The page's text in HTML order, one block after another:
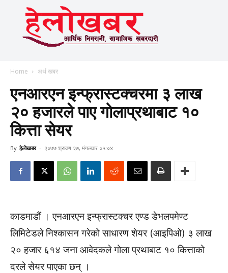
Home अर्थ खबर
एनआरएन इन्फ्रास्टक्चरमा ३ लाख
२० हजारले पाए गोलाप्रथाबाट १०
कित्ता सेयर
By हेलाेखबर - २०७७ श्रावण २७, मंगलवार ०५:०४
काडमाडौं । एनआरएन इन्फ्रास्टक्चर एण्ड डेभलपमेण्ट
लिमिटेडले निश्कासन गरेको साधारण शेयर (आइपिओ) ३ लाख
२० हजार ६१४ जना आवेदकले गोला प्रथाबाट १० कित्ताको
दरले सेयर पाएका छन् ।